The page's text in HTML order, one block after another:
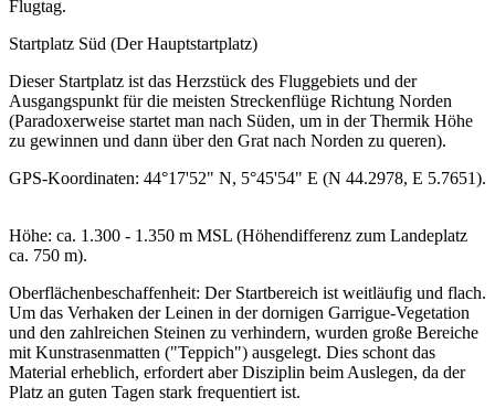
Flugtag.
Startplatz Süd (Der Hauptstartplatz)
Dieser Startplatz ist das Herzstück des Fluggebiets und der
Ausgangspunkt für die meisten Streckenflüge Richtung Norden
(Paradoxerweise startet man nach Süden, um in der Thermik Höhe
zu gewinnen und dann über den Grat nach Norden zu queren).
GPS-Koordinaten: 44°17'52" N, 5°45'54" E (N 44.2978, E 5.7651).
Höhe: ca. 1.300 - 1.350 m MSL (Höhendifferenz zum Landeplatz
ca. 750 m).
Oberflächenbeschaffenheit: Der Startbereich ist weitläufig und flach.
Um das Verhaken der Leinen in der dornigen Garrigue-Vegetation
und den zahlreichen Steinen zu verhindern, wurden große Bereiche
mit Kunstrasenmatten ("Teppich") ausgelegt. Dies schont das
Material erheblich, erfordert aber Disziplin beim Auslegen, da der
Platz an guten Tagen stark frequentiert ist.